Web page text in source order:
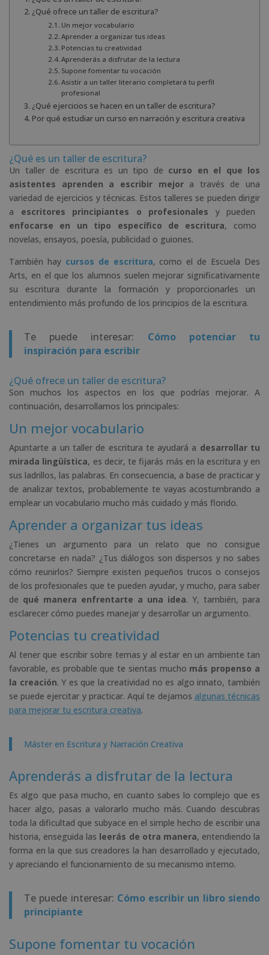
¿Qué ofrece un taller de escritura?
Un mejor vocabulario
Aprender a organizar tus ideas
Potencias tu creatividad
Aprenderás a disfrutar de la lectura
Supone fomentar tu vocación
Asistir a un taller literario completará tu perfil
profesional
¿Qué ejercicios se hacen en un taller de escritura?
Por qué estudiar un curso en narración y escritura creativa
¿Qué es un taller de escritura?
Un tallerde escritura es un tipo de curso en el que los
asistentes aprenden a escribir mejora través de una
variedad de ejercicios ytécnicas. Estos talleres se pueden dirigir
a escritores principiantes o profesionales ypueden
enfocarse en un tipo específico de escritura, como
novelas, ensayos, poesía, publicidad o guiones.
También hay cursos de escritura, como el de Escuela Des
Arts, en el que los alumnos suelen mejorar significativamente
su escritura durante la formación y proporcionarles un
entendimiento más profundo de los principios de la escritura.
Te puede interesar: Cómo potenciar tu
inspiración para escribir
¿Qué ofrece un taller de escritura?
Son muchos los aspectos en los que podrías mejorar. A
continuación, desarrollamos los principales:
Un mejor vocabulario
Apuntarte a un taller de escritura te ayudará a desarrollar tu
mirada lingüística, es decir, te fijarás más en la escritura y en
sus ladrillos, las palabras. En consecuencia, a base de practicar y
de analizar textos, probablemente te vayas acostumbrando a
emplear un vocabulario mucho más cuidado y más florido.
Aprender a organizar tus ideas
¿Tienes un argumento para un relato que no consigue
concretarse en nada? ¿Tus diálogos son dispersos y no sabes
cómo reunirlos? Siempre existen pequeños trucos o consejos
de los profesionales que te pueden ayudar, y mucho, para saber
de qué manera enfrentarte a una idea. Y, también, para
esclarecer cómo puedes manejar y desarrollar un argumento.
Potencias tu creatividad
Al tener que escribir sobre temas y al estar en un ambiente tan
favorable, es probable que te sientas mucho más propenso a
la creación. Y es que la creatividad no es algo innato, también
se puede ejercitar y practicar. Aquí te dejamos algunas técnicas
para mejorar tu escritura creativa.
Máster en Escritura y Narración Creativa
Aprenderás a disfrutar de la lectura
Es algo que pasa mucho, en cuanto sabes lo complejo que es
hacer algo, pasas a valorarlo mucho más. Cuando descubras
toda la dificultad que subyace en el simple hecho de escribir una
historia, enseguida las leerás de otra manera, entendiendo la
forma en la que sus creadores la han desarrollado y ejecutado,
y apreciando el funcionamiento de su mecanismo interno.
Te puede interesar: Cómo escribir un libro siendo
principiante
Supone fomentar tu vocación